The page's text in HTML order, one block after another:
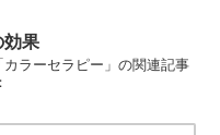
効果
ラーセラピー」の関連記事